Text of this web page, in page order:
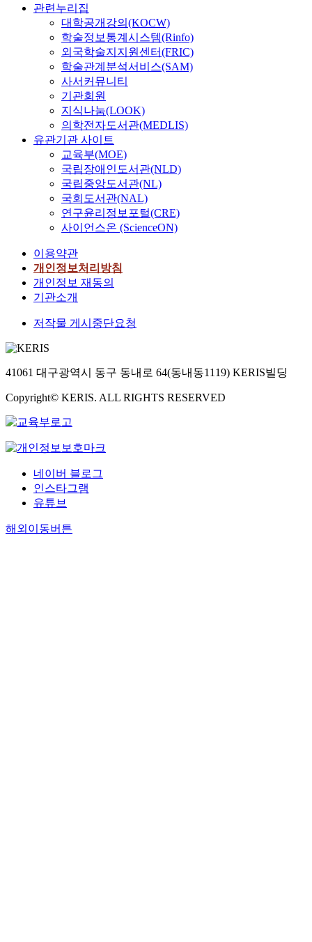
관련누리집
대학공개강의(KOCW)
학술정보통계시스템(Rinfo)
외국학술지지원센터(FRIC)
학술관계분석서비스(SAM)
사서커뮤니티
기관회원
지식나눔(LOOK)
의학전자도서관(MEDLIS)
유관기관 사이트
교육부(MOE)
국립장애인도서관(NLD)
국립중앙도서관(NL)
국회도서관(NAL)
연구윤리정보포털(CRE)
사이언스온 (ScienceON)
이용약관
개인정보처리방침
개인정보 재동의
기관소개
저작물 게시중단요청
41061 대구광역시 동구 동내로 64(동내동1119) KERIS빌딩
Copyright© KERIS. ALL RIGHTS RESERVED
네이버 블로그
인스타그램
유튜브
해외이동버튼